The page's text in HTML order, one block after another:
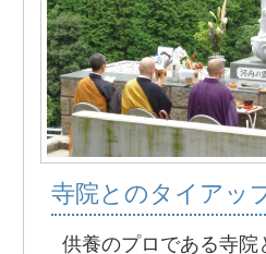
寺院とのタイアッ
供養のプロである寺院